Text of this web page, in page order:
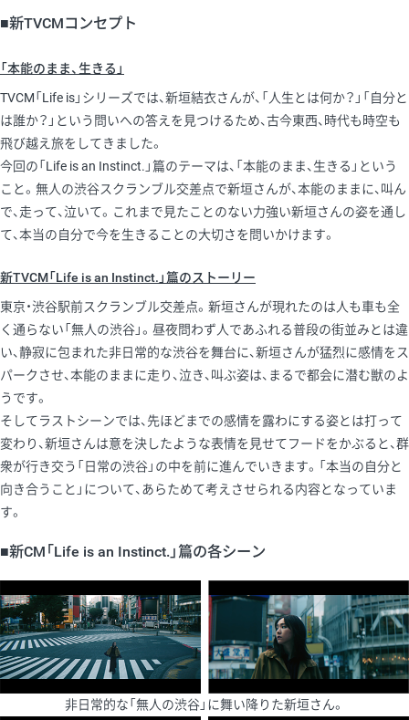
■新TVCMコンセプト
「本能のまま、生きる」
TVCM「Life is」シリーズでは、新垣結衣さんが、「人生とは何か？」「自分と
は誰か？」という問いへの答えを見つけるため、古今東西、時代も時空も
飛び越え旅をしてきました。
今回の「Life is an Instinct.」篇のテーマは、「本能のまま、生きる」という
こと。無人の渋谷スクランブル交差点で新垣さんが、本能のままに、叫ん
で、走って、泣いて。これまで見たことのない力強い新垣さんの姿を通し
て、本当の自分で今を生きることの大切さを問いかけます。
新TVCM「Life is an Instinct.」篇のストーリー
東京・渋谷駅前スクランブル交差点。新垣さんが現れたのは人も車も全
く通らない「無人の渋谷」。昼夜問わず人であふれる普段の街並みとは違
い、静寂に包まれた非日常的な渋谷を舞台に、新垣さんが猛烈に感情をス
パークさせ、本能のままに走り、泣き、叫ぶ姿は、まるで都会に潜む獣のよ
うです。
そしてラストシーンでは、先ほどまでの感情を露わにする姿とは打って
変わり、新垣さんは意を決したような表情を見せてフードをかぶると、群
衆が行き交う「日常の渋谷」の中を前に進んでいきます。「本当の自分と
向き合うこと」について、あらためて考えさせられる内容となっていま
す。
■新CM「Life is an Instinct.」篇の各シーン
非日常的な「無人の渋谷」に舞い降りた新垣さん。